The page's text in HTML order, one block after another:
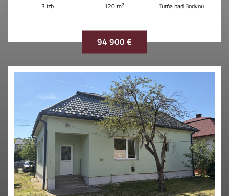
3 izb 120 m2 Turňa nad Bodvou
94 900 €